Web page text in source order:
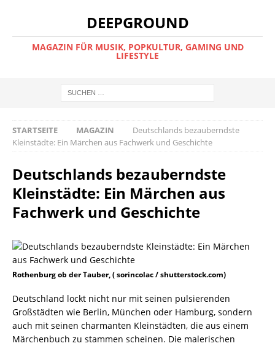
DEEPGROUND
MAGAZIN FÜR MUSIK, POPKULTUR, GAMING UND
LIFESTYLE
STARTSEITE MAGAZIN
Deutschlands bezauberndste
Kleinstädte: Ein Märchen aus Fachwerk und Geschichte
Deutschlands bezauberndste
Kleinstädte: Ein Märchen aus
Fachwerk und Geschichte
Rothenburg ob der Tauber, ( sorincolac / shutterstock.com)
Deutschland lockt nicht nur mit seinen pulsierenden
Großstädten wie Berlin, München oder Hamburg, sondern
auch mit seinen charmanten Kleinstädten, die aus einem
Märchenbuch zu stammen scheinen. Die malerischen